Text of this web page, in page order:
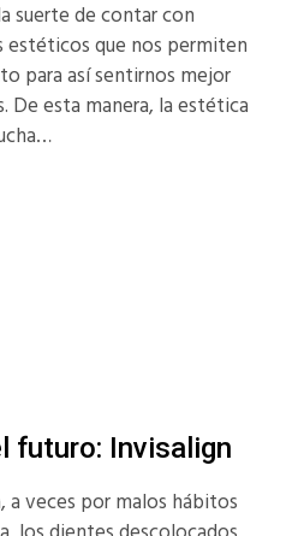
suerte de contar con
que nos permiten
para así sentirnos mejor
De esta manera, la estética
futuro: Invisalign
veces por malos hábitos